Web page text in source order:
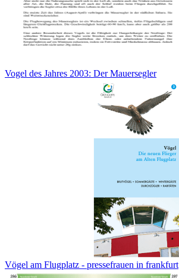
Vogel des Jahres 2003: Der Mauersegler
Vögel am Flugplatz - pressefrauen in frankfurt